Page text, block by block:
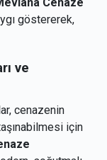
göstererek,
ve
cenazenin
için